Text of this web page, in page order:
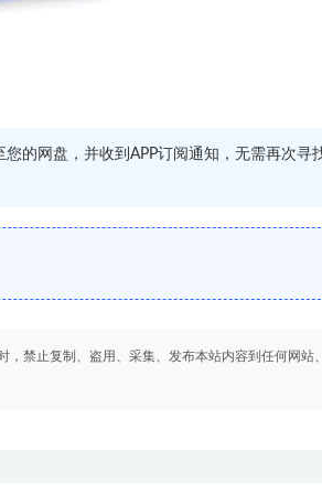
的网盘，并收到APP订阅通知，无需再次寻
，禁止复制、盗用、采集、发布本站内容到任何网站